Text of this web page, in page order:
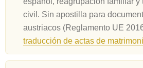
civil. Sin apostilla para
austriacos (Reglamento UE
traducción de actas de